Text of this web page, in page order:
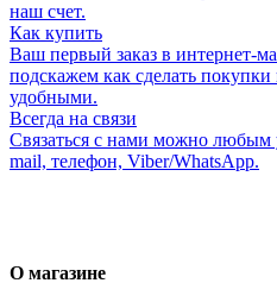
наш счет.
Как купить
Ваш первый заказ в интернет-
подскажем как сделать
удобными.
Всегда на связи
Связаться с нами можно любым
mail, телефон, Viber/WhatsApp.
О магазине